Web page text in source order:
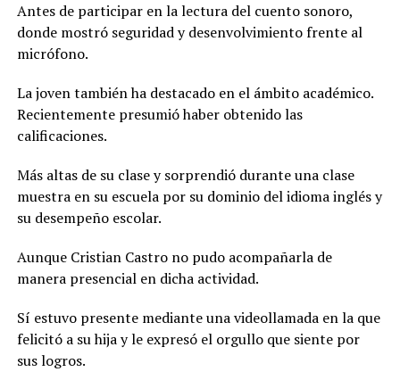
Antes de participar en la lectura del cuento sonoro,
donde mostró seguridad y desenvolvimiento frente al
micrófono.
La joven también ha destacado en el ámbito académico.
Recientemente presumió haber obtenido las
calificaciones.
Más altas de su clase y sorprendió durante una clase
muestra en su escuela por su dominio del idioma inglés y
su desempeño escolar.
Aunque Cristian Castro no pudo acompañarla de
manera presencial en dicha actividad.
Sí estuvo presente mediante una videollamada en la que
felicitó a su hija y le expresó el orgullo que siente por
sus logros.